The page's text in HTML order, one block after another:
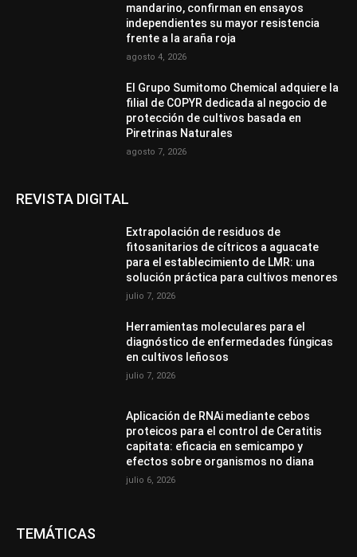
mandarino, confirman en ensayos
independientes su mayor resistencia
frente a la araña roja
agosto 4, 2026
El Grupo Sumitomo Chemical adquiere la
filial de COPYR dedicada al negocio de
protección de cultivos basada en
Piretrinas Naturales
agosto 7, 2026
REVISTA DIGITAL
Extrapolación de residuos de
fitosanitarios de cítricos a aguacate
para el establecimiento de LMR: una
solución práctica para cultivos menores
julio 7, 2026
Herramientas moleculares para el
diagnóstico de enfermedades fúngicas
en cultivos leñosos
julio 7, 2026
Aplicación de RNAi mediante cebos
proteicos para el control de Ceratitis
capitata: eficacia en semicampo y
efectos sobre organismos no diana
julio 6, 2026
TEMÁTICAS